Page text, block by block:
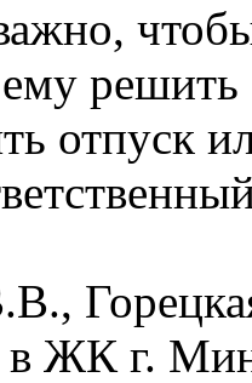
решить
отпуск
в ЖК г.